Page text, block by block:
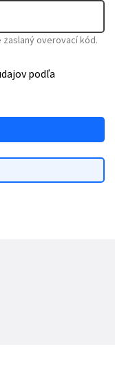
zaslaný overovací kód.
podľa